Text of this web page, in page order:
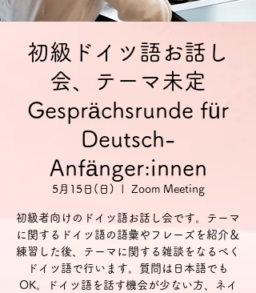
初級ドイツ語お話し
会、テーマ未定
Gesprächsrunde für
Deutsch-
Anfänger:innen
5月15日(日) Zoom Meeting
初級者向けのドイツ語お話し会です。テーマ
に関するドイツ語の語彙やフレーズを紹介＆
練習した後、テーマに関する雑談をなるべく
ドイツ語で行います。質問は日本語でも
OK。ドイツ語を話す機会が少ない方、ネイ